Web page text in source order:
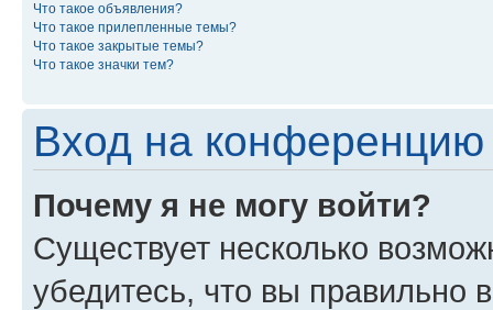
Что такое объявления?
Что такое прилепленные темы?
Что такое закрытые темы?
Что такое значки тем?
Вход на конференцию
Почему я не могу войти?
Существует несколько
убедитесь, что вы правильно